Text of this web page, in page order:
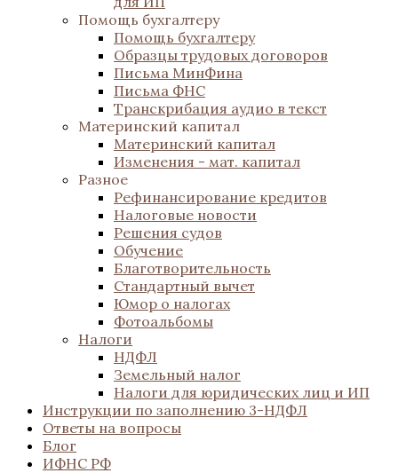
Помощь бухгалтеру
Помощь бухгалтеру
Образцы трудовых договоров
Письма МинФина
Письма ФНС
Транскрибация аудио в текст
Материнский капитал
Материнский капитал
Изменения - мат. капитал
Разное
Рефинансирование кредитов
Налоговые новости
Решения судов
Обучение
Благотворительность
Стандартный вычет
Юмор о налогах
Фотоальбомы
Налоги
НДФЛ
Земельный налог
Налоги для юридических лиц и ИП
Инструкции по заполнению 3-НДФЛ
Ответы на вопросы
Блог
ИФНС РФ